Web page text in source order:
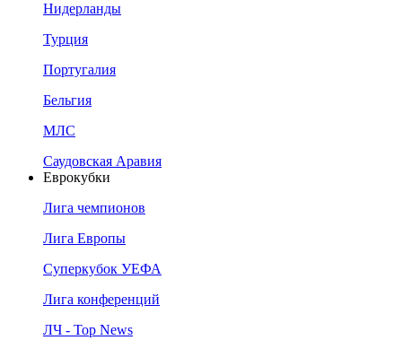
Нидерланды
Турция
Португалия
Бельгия
МЛС
Саудовская Аравия
Еврокубки
Лига чемпионов
Лига Европы
Суперкубок УЕФА
Лига конференций
ЛЧ - Top News